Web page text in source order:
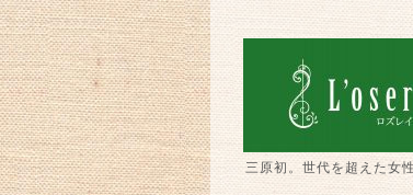
三原初。世代を超えた女